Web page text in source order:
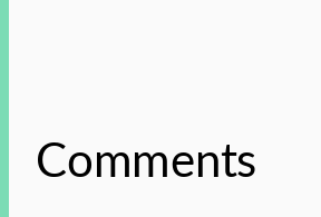
Comments